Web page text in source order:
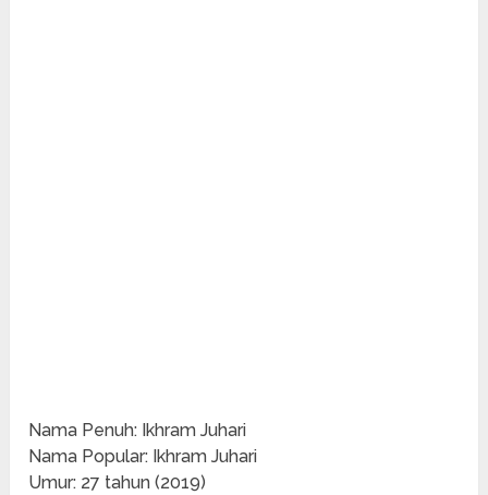
Nama Penuh: Ikhram Juhari
Nama Popular: Ikhram Juhari
Umur: 27 tahun (2019)